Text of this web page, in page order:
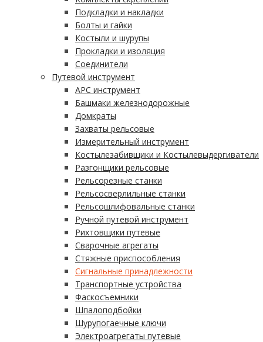
Подкладки и накладки
Болты и гайки
Костыли и шурупы
Прокладки и изоляция
Соединители
Путевой инструмент
АРС инструмент
Башмаки железнодорожные
Домкраты
Захваты рельсовые
Измерительный инструмент
Костылезабивщики и Костылевыдергиватели
Разгонщики рельсовые
Рельсорезные станки
Рельсосверлильные станки
Рельсошлифовальные станки
Ручной путевой инструмент
Рихтовщики путевые
Сварочные агрегаты
Стяжные приспособления
Сигнальные принадлежности
Транспортные устройства
Фаскосъемники
Шпалоподбойки
Шурупогаечные ключи
Электроагрегаты путевые